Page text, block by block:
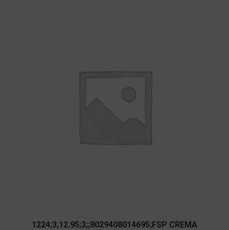
1224;3;12.95;3;;8029408014695;FSP CREMA